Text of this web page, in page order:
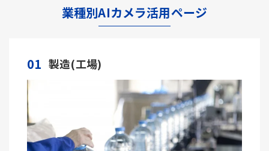
業種別AIカメラ活用ページ
01 製造(工場)